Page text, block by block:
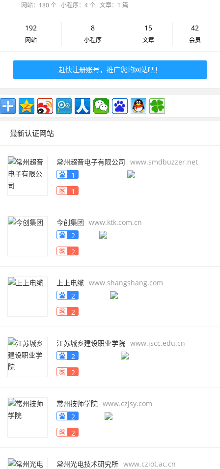
网站：180 个 小程序：4 个 文章：1 篇
192
网站
8
小程序
15
文章
42
会员
赶快注册账号，推广您的网站吧！
最新认证网站
常州超音电子有限公司 www.smdbuzzer.net
1
1
今创集团 www.ktk.com.cn
2
2
上上电缆 www.shangshang.com
2
2
江苏城乡建设职业学院 www.jscc.edu.cn
2
2
常州技师学院 www.czjsy.com
2
2
常州光电技术研究所 www.cziot.ac.cn